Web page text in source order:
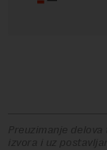
Preuzimanje
izvora i uz